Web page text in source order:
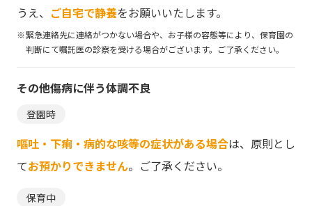
うえ、 ご自宅で静養をお願いいたします。
緊急連絡先に連絡がつかない場合や、お子様の容態等により、保育園の
判断にて嘱託医の診察を受ける場合がございます。ご了承ください。
その他傷病に伴う体調不良
登園時
嘔吐・下痢・病的な咳等の症状がある場合は、原則とし
てお預かりできません。ご了承ください。
保育中